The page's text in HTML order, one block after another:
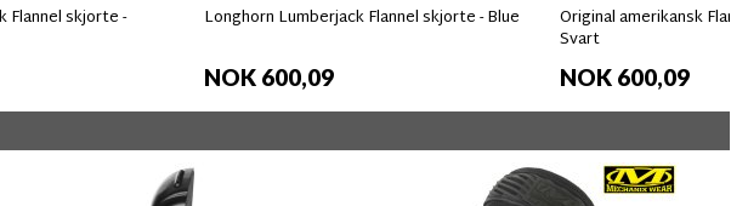
Flannel skjorte - Longhorn Lumberjack Flannel skjorte - Blue
NOK 600,09
Original amerikansk
Svart
NOK 600,09